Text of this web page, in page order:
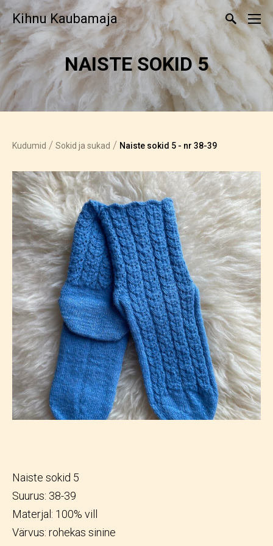
Kihnu Kaubamaja
NAISTE SOKID 5
Kudumid / Sokid ja sukad / Naiste sokid 5 - nr 38-39
Naiste sokid 5
Suurus: 38-39
Materjal: 100% vill
Värvus: rohekas sinine